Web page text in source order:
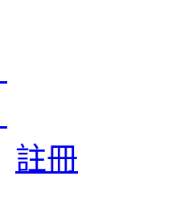
註冊